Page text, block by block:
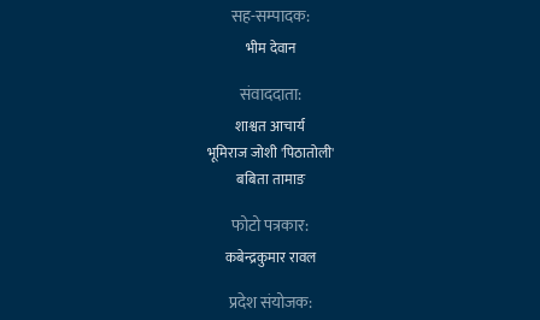
सह-सम्पादक:
भीम देवान
संवाददाता:
शाश्वत आचार्य
भूमिराज जोशी 'पिठातोली'
बबिता तामाङ
फोटो पत्रकार:
कबेन्द्रकुमार रावल
प्रदेश संयोजक: